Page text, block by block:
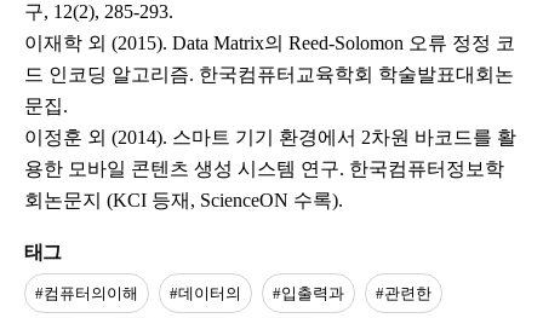
구, 12(2), 285-293.
이재학 외 (2015). Data Matrix의 Reed-Solomon 오류 정정 코
드 인코딩 알고리즘. 한국컴퓨터교육학회 학술발표대회논
문집.
이정훈 외 (2014). 스마트 기기 환경에서 2차원 바코드를 활
용한 모바일 콘텐츠 생성 시스템 연구. 한국컴퓨터정보학
회논문지 (KCI 등재, ScienceON 수록).
태그
#컴퓨터의이해 #데이터의 #입출력과 #관련한